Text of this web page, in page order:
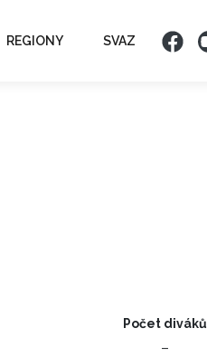
REGIONY SVAZ
Počet diváků
–